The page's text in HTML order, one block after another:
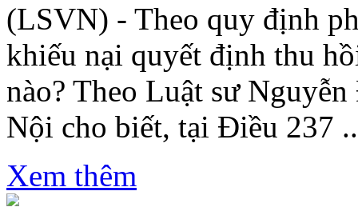
(LSVN) - Theo quy định
khiếu nại quyết định thu
nào? Theo Luật sư
Nội cho biết, tại Điều 237
Xem thêm